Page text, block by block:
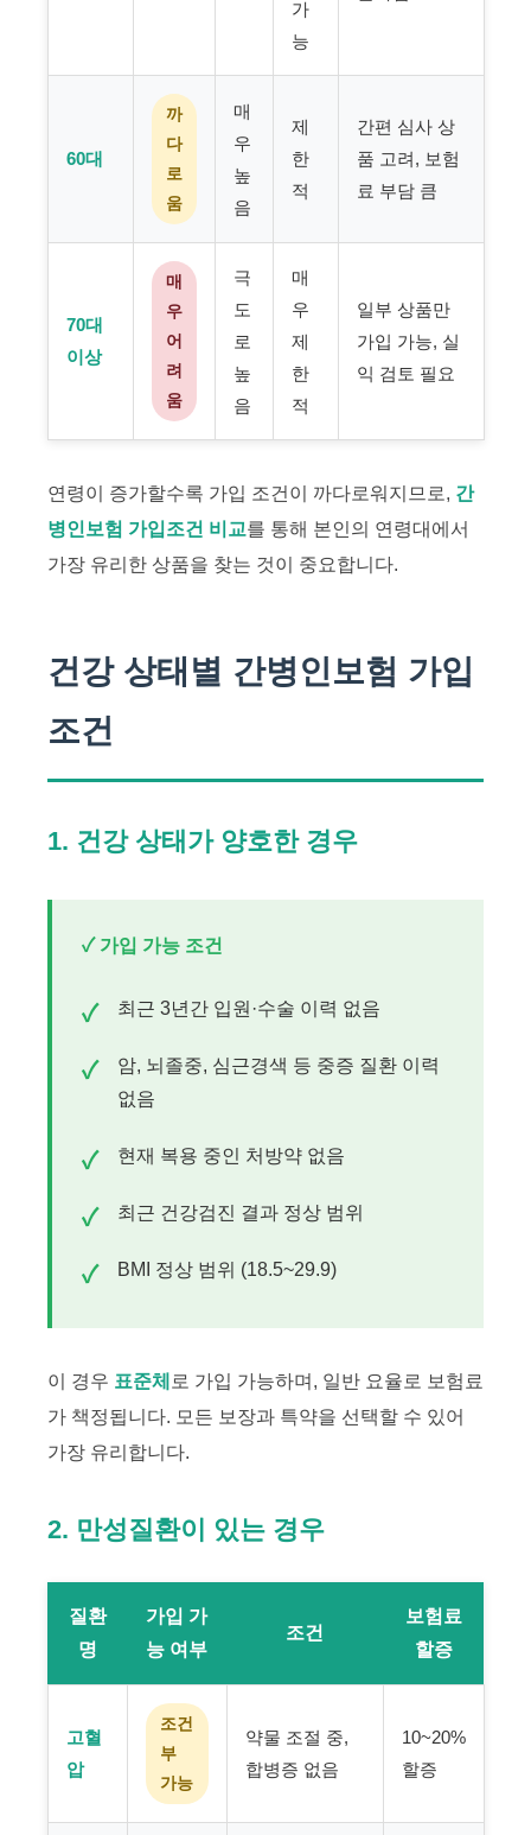
가
능
60대
까
다
로
움
매
우
높
음
제
한
적
간편 심사 상
품 고려, 보험
료 부담 큼
70대
이상
매
우
어
려
움
극
도
로
높
음
매
우
제
한
적
일부 상품만
가입 가능, 실
익 검토 필요
연령이 증가할수록 가입 조건이 까다로워지므로, 간
병인보험 가입조건 비교를 통해 본인의 연령대에서
가장 유리한 상품을 찾는 것이 중요합니다.
건강 상태별 간병인보험 가입
조건
1. 건강 상태가 양호한 경우
✓ 가입 가능 조건
최근 3년간 입원·수술 이력 없음
암, 뇌졸중, 심근경색 등 중증 질환 이력
없음
현재 복용 중인 처방약 없음
최근 건강검진 결과 정상 범위
BMI 정상 범위 (18.5~29.9)
이 경우 표준체 로 가입 가능하며, 일반 요율로 보험료
가 책정됩니다. 모든 보장과 특약을 선택할 수 있어
가장 유리합니다.
2. 만성질환이 있는 경우
질환
명
가입 가
능 여부
조건
보험료
할증
고혈
압
조건
부
가능
약물 조절 중,
합병증 없음
10~20%
할증